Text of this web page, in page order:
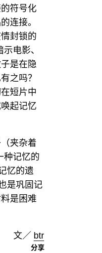
符号化
连接。
封锁的
电影、
是在隐
之吗？
短片中
起记忆
夹杂着
种记忆的
忆的遗
是巩固记
是困难
文／ btr
分享